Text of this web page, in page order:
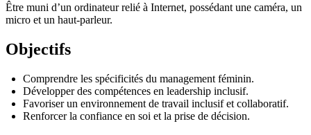
Être muni d’un ordinateur relié à Internet, possédant une caméra, un
micro et un haut-parleur.
Objectifs
Comprendre les spécificités du management féminin.
Développer des compétences en leadership inclusif.
Favoriser un environnement de travail inclusif et collaboratif.
Renforcer la confiance en soi et la prise de décision.